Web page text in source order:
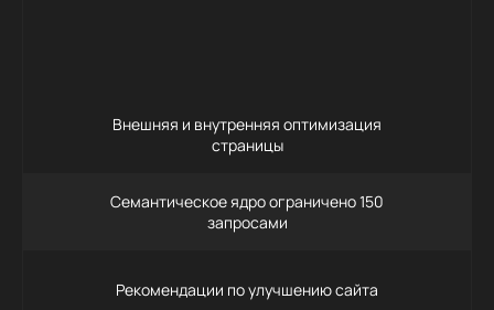
Внешняя и внутренняя оптимизация
страницы
Семантическое ядро ограничено 150
запросами
Рекомендации по улучшению сайта